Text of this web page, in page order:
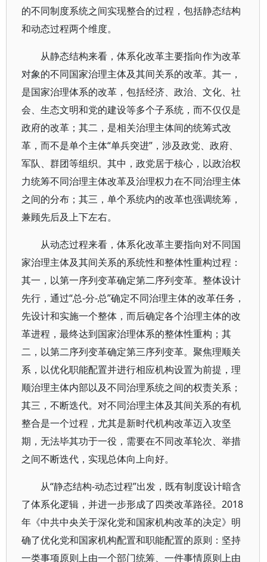
的不同制度系统之间实现整合的过程，包括静态结构
和动态过程两个维度。
从静态结构来看，体系化改革主要指向作为改革
对象的不同国家治理主体及其间关系的改革。其一，
是国家治理体系的改革，包括经济、政治、文化、社
会、生态文明和党的建设等多个子系统，而不仅仅是
政府的改革；其二，是相关治理主体间的统筹式改
革，而不是单个主体“单兵突进”，涉及政党、政府、
军队、群团等组织。其中，政党居于核心，以政治权
力统筹不同治理主体改革及治理权力在不同治理主体
之间的分布；其三，单个系统内的改革也强调统筹，
兼顾先后及上下左右。
从动态过程来看，体系化改革主要指向对不同国
家治理主体及其间关系的系统性和整体性重构过程：
其一，以第一序列变革确定第二序列变革。整体设计
先行，通过“总-分-总”确定不同治理主体的改革任务，
先设计和实施一个整体，而后确定各个治理主体的改
革进程，最终达到国家治理体系的整体性重构；其
二，以第二序列变革确定第三序列变革。聚焦理顺关
系，以优化职能配置并进行相应机构设置为前提，理
顺治理主体内部以及不同治理系统之间的权责关系；
其三，不断迭代。对不同治理主体及其间关系的有机
整合是一个过程，尤其是新时代机构改革迈入攻坚
期，无法毕其功于一役，需要在不同改革轮次、举措
之间不断迭代，实现总体向上向好。
从“静态结构-动态过程”出发，既有制度设计暗含
了体系化逻辑，并进一步形成了四类改革路径。2018
年《中共中央关于深化党和国家机构改革的决定》明
确了优化党和国家机构配置和职能配置的原则：坚持
一类事项原则上由一个部门统筹、一件事情原则上由